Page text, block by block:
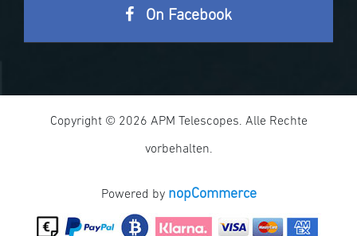
On Facebook
Copyright © 2026 APM Telescopes. Alle Rechte
vorbehalten.
Powered by nopCommerce